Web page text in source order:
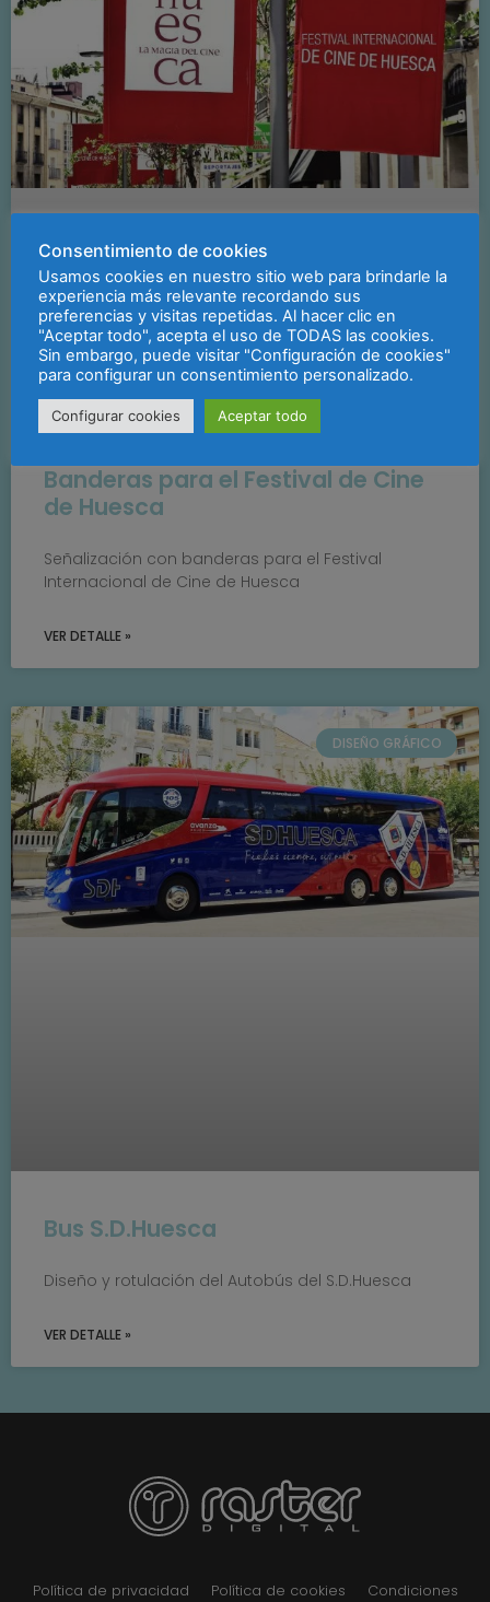
Banderas para el Festival de Cine
de Huesca
Señalización con banderas para el Festival
Internacional de Cine de Huesca
VER DETALLE »
DISEÑO GRÁFICO
Bus S.D.Huesca
Diseño y rotulación del Autobús del S.D.Huesca
VER DETALLE »
Política de privacidad Política de cookies Condiciones
Consentimiento de cookies
Usamos cookies en nuestro sitio web para brindarle la
experiencia más relevante recordando sus
preferencias y visitas repetidas. Al hacer clic en
"Aceptar todo", acepta el uso de TODAS las cookies.
Sin embargo, puede visitar "Configuración de cookies"
para configurar un consentimiento personalizado.
Configurar cookies Aceptar todo